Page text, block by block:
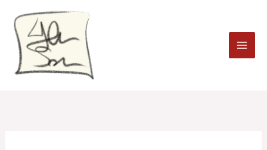
contenido